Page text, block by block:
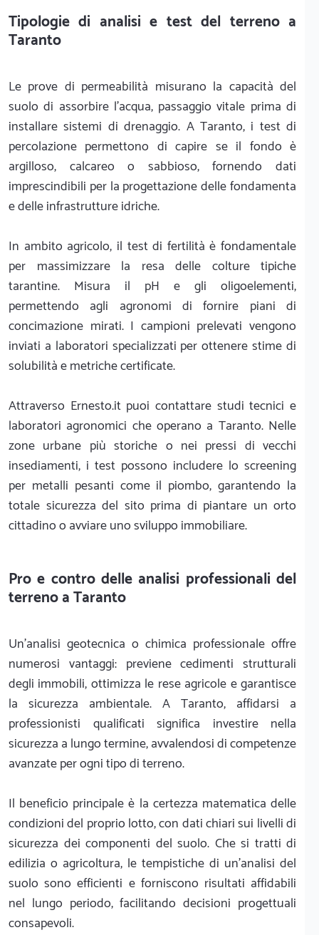
Tipologie di analisi e test del terreno a
Taranto
Le prove di permeabilità misurano la capacità del
suolo di assorbire l'acqua, passaggio vitale prima di
installare sistemi di drenaggio. A Taranto, i test di
percolazione permettono di capire se il fondo è
argilloso, calcareo o sabbioso, fornendo dati
imprescindibili per la progettazione delle fondamenta
e delle infrastrutture idriche.
In ambito agricolo, il test di fertilità è fondamentale
per massimizzare la resa delle colture tipiche
tarantine. Misura il pH e gli oligoelementi,
permettendo agli agronomi di fornire piani di
concimazione mirati. I campioni prelevati vengono
inviati a laboratori specializzati per ottenere stime di
solubilità e metriche certificate.
Attraverso Ernesto.it puoi contattare studi tecnici e
laboratori agronomici che operano a Taranto. Nelle
zone urbane più storiche o nei pressi di vecchi
insediamenti, i test possono includere lo screening
per metalli pesanti come il piombo, garantendo la
totale sicurezza del sito prima di piantare un orto
cittadino o avviare uno sviluppo immobiliare.
Pro e contro delle analisi professionali del
terreno a Taranto
Un'analisi geotecnica o chimica professionale offre
numerosi vantaggi: previene cedimenti strutturali
degli immobili, ottimizza le rese agricole e garantisce
la sicurezza ambientale. A Taranto, affidarsi a
professionisti qualificati significa investire nella
sicurezza a lungo termine, avvalendosi di competenze
avanzate per ogni tipo di terreno.
Il beneficio principale è la certezza matematica delle
condizioni del proprio lotto, con dati chiari sui livelli di
sicurezza dei componenti del suolo. Che si tratti di
edilizia o agricoltura, le tempistiche di un'analisi del
suolo sono efficienti e forniscono risultati affidabili
nel lungo periodo, facilitando decisioni progettuali
consapevoli.